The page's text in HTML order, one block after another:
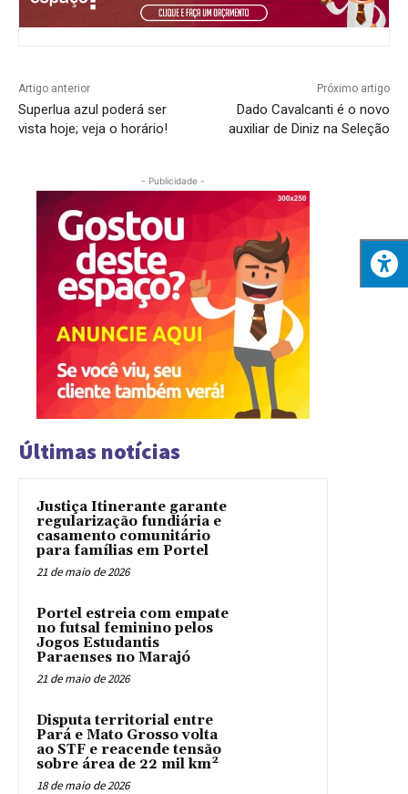
Artigo anterior
Superlua azul poderá ser
vista hoje; veja o horário!
Próximo artigo
Dado Cavalcanti é o novo
auxiliar de Diniz na Seleção
- Publicidade -
Últimas notícias
Justiça Itinerante garante
regularização fundiária e
casamento comunitário
para famílias em Portel
21 de maio de 2026
Portel estreia com empate
no futsal feminino pelos
Jogos Estudantis
Paraenses no Marajó
21 de maio de 2026
Disputa territorial entre
Pará e Mato Grosso volta
ao STF e reacende tensão
sobre área de 22 mil km²
18 de maio de 2026